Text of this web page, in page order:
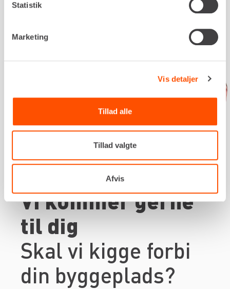
Statistik
Marketing
Vis detaljer
Tillad alle
Tillad valgte
Afvis
Vi kommer gerne
til dig
Skal vi kigge forbi
din byggeplads?